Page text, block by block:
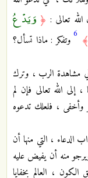
تعالى : ﴿ وَيَدْعُ
﴾ 6 وتفكر : ماذا تسأل؟
مشاهدة الرب ، وترك
إلى الله تعالى فإن لم
وأخفى ، فلعلك تدعوه
الدعاء ، التي منها أن
منه أن يفيض عليه
، العالم بخفايا